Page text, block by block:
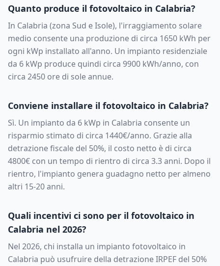
Quanto produce il fotovoltaico in Calabria?
In Calabria (zona Sud e Isole), l'irraggiamento solare
medio consente una produzione di circa 1650 kWh per
ogni kWp installato all'anno. Un impianto residenziale
da 6 kWp produce quindi circa 9900 kWh/anno, con
circa 2450 ore di sole annue.
Conviene installare il fotovoltaico in Calabria?
Sì. Un impianto da 6 kWp in Calabria consente un
risparmio stimato di circa 1440€/anno. Grazie alla
detrazione fiscale del 50%, il costo netto è di circa
4800€ con un tempo di rientro di circa 3.3anni. Dopo il
rientro, l'impianto genera guadagno netto per almeno
altri 15-20 anni.
Quali incentivi ci sono per il fotovoltaico in
Calabria nel 2026?
Nel 2026, chi installa un impianto fotovoltaico in
Calabria può usufruire della detrazione IRPEF del 50%